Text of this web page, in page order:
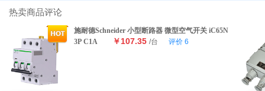
热卖商品评论
施耐德Schneider 小型断路器 微型空气开关 iC65N
3P C1A
￥107.35 /台 评价 6